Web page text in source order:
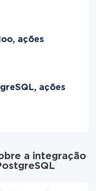
ações
ações
a integração